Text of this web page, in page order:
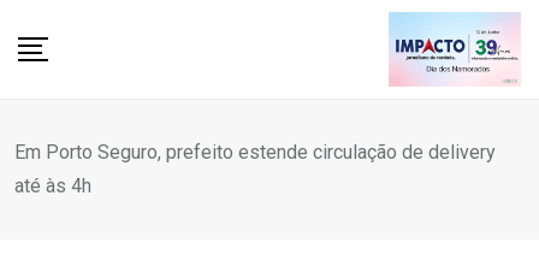
Em Porto Seguro, prefeito estende circulação de delivery
até às 4h